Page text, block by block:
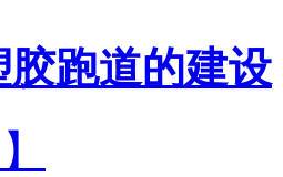
胶跑道的建设​